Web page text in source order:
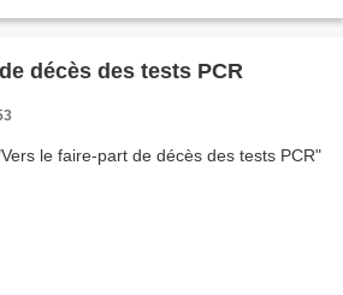
décès des tests PCR